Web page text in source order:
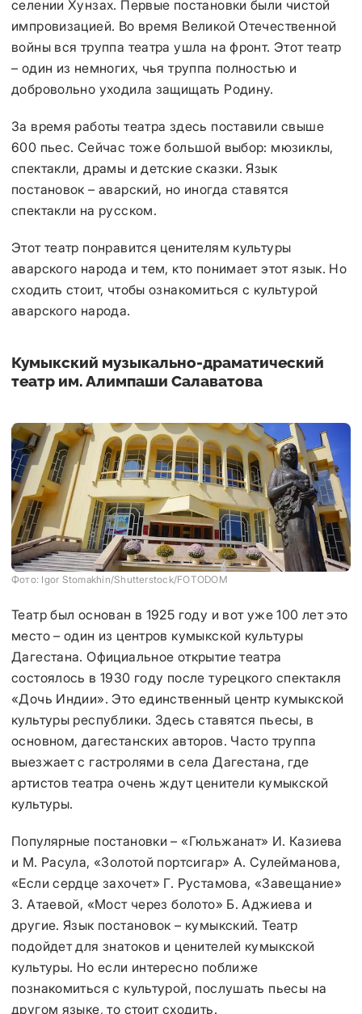
селении Хунзах. Первые постановки были чистой
импровизацией. Во время Великой Отечественной
войны вся труппа театра ушла на фронт. Этот театр
– один из немногих, чья труппа полностью и
добровольно уходила защищать Родину.
За время работы театра здесь поставили свыше
600 пьес. Сейчас тоже большой выбор: мюзиклы,
спектакли, драмы и детские сказки. Язык
постановок – аварский, но иногда ставятся
спектакли на русском.
Этот театр понравится ценителям культуры
аварского народа и тем, кто понимает этот язык. Но
сходить стоит, чтобы ознакомиться с культурой
аварского народа.
Кумыкский музыкально-драматический
театр им. Алимпаши Салаватова
Фото: Igor Stomakhin/Shutterstock/FOTODOM
Театр был основан в 1925 году и вот уже 100 лет это
место – один из центров кумыкской культуры
Дагестана. Официальное открытие театра
состоялось в 1930 году после турецкого спектакля
«Дочь Индии». Это единственный центр кумыкской
культуры республики. Здесь ставятся пьесы, в
основном, дагестанских авторов. Часто труппа
выезжает с гастролями в села Дагестана, где
артистов театра очень ждут ценители кумыкской
культуры.
Популярные постановки – «Гюльжанат» И. Казиева
и М. Расула, «Золотой портсигар» А. Сулейманова,
«Если сердце захочет» Г. Рустамова, «Завещание»
З. Атаевой, «Мост через болото» Б. Аджиева и
другие. Язык постановок – кумыкский. Театр
подойдет для знатоков и ценителей кумыкской
культуры. Но если интересно поближе
познакомиться с культурой, послушать пьесы на
другом языке, то стоит сходить.